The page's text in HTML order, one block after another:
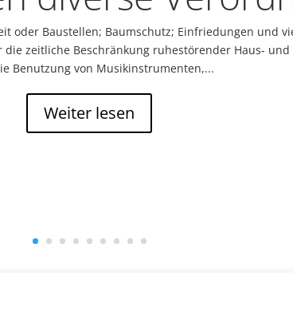
oder Baustellen; Baumschutz; Einfriedungen und
zeitliche Beschränkung ruhestörender Haus-
Benutzung von Musikinstrumenten,...
Weiter lesen